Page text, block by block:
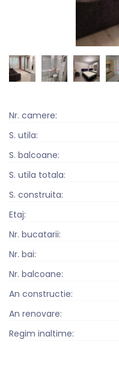
Nr. camere:
S. utila:
S. balcoane:
S. utila totala:
S. construita:
Etaj:
Nr. bucatarii:
Nr. bai:
Nr. balcoane:
An constructie:
An renovare:
Regim inaltime: